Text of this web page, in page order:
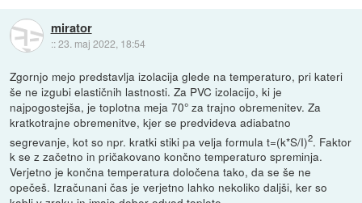
mirator
::23. maj 2022, 18:54
Zgornjo mejo predstavlja izolacija glede na temperaturo, pri kateri
še ne izgubi elastičnih lastnosti. Za PVC izolacijo, ki je
najpogostejša, je toplotna meja 70° za trajno obremenitev. Za
kratkotrajne obremenitve, kjer se predvideva adiabatno
segrevanje, kot so npr. kratki stiki pa velja formula t=(k*S/I)2. Faktor
k se z začetno in pričakovano končno temperaturo spreminja.
Verjetno je končna temperatura določena tako, da se še ne
opečeš. Izračunani čas je verjetno lahko nekoliko daljši, ker so